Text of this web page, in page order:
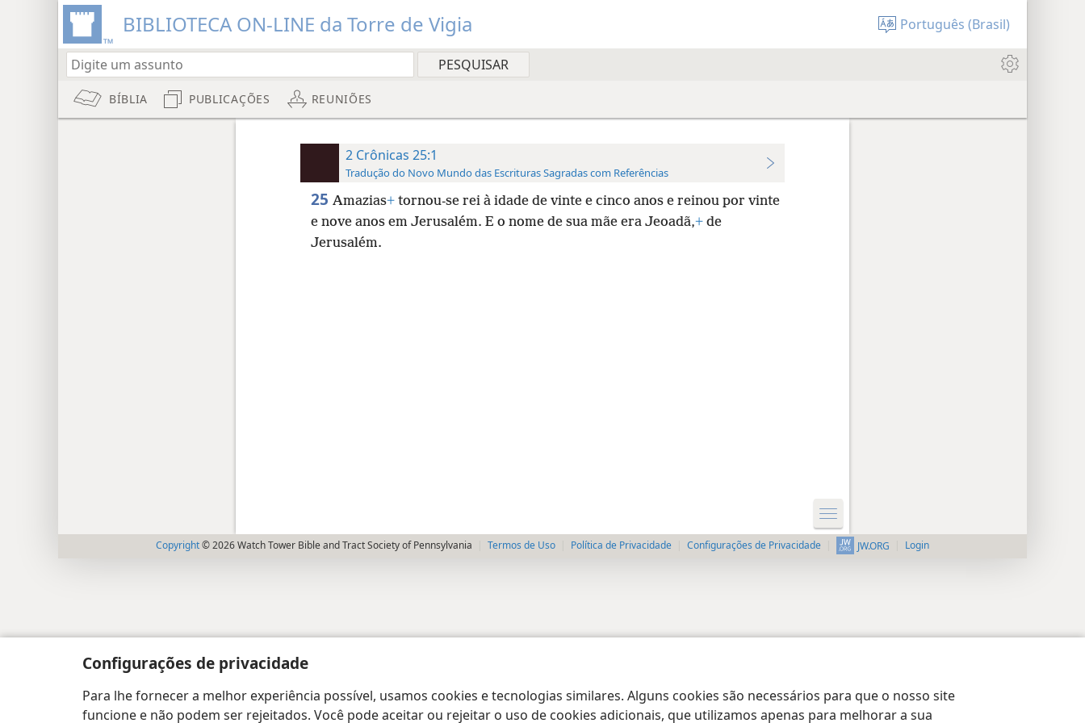
Configurações de privacidade
Para lhe fornecer a melhor experiência possível, usamos cookies e tecnologias similares. Alguns cookies são necessários para que o nosso site
funcione e não podem ser rejeitados. Você pode aceitar ou rejeitar o uso de cookies adicionais, que utilizamos apenas para melhorar a sua
BIBLIOTECA ON-LINE da Torre de Vigia Português (Brasil)
BÍBLIA PUBLICAÇÕES REUNIÕES
2 Crônicas 25:1
Tradução do Novo Mundo das Escrituras Sagradas com Referências
25 Amazias+tornou-se rei à idade de vinte e cinco anos e reinou por vinte
e nove anos em Jerusalém. E o nome de sua mãe era Jeoadã,+de
Jerusalém.
Copyright© 2026 Watch Tower Bible and Tract Society of Pennsylvania Termos de Uso Política de Privacidade Configurações de Privacidade JW.ORG Login